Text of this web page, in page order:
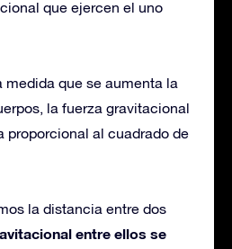
que ejercen el uno
medida que se aumenta la
la fuerza gravitacional
proporcional al cuadrado de
la distancia entre dos
entre ellos se